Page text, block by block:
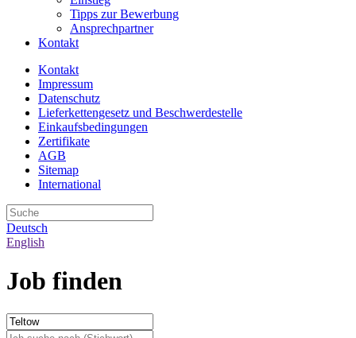
Tipps zur Bewerbung
Ansprechpartner
Kontakt
Kontakt
Impressum
Datenschutz
Lieferkettengesetz und Beschwerdestelle
Einkaufsbedingungen
Zertifikate
AGB
Sitemap
International
Deutsch
English
Job finden